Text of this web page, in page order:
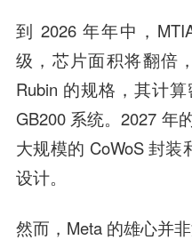
到 2026 年年中，
级，芯片面积将翻倍
Rubin 的规格，其计
GB200 系统。2027 年
大规模的 CoWoS 封装
设计。
然而，Meta 的雄心并非